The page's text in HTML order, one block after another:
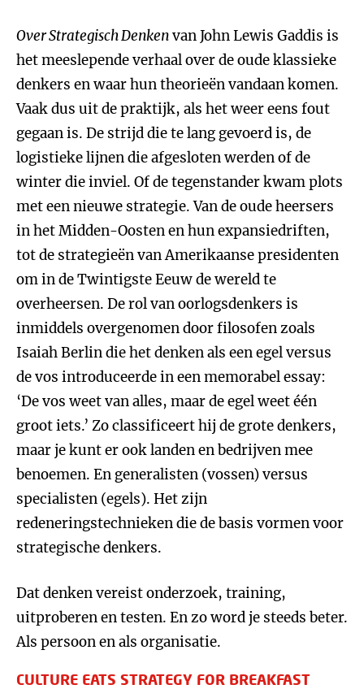
Over Strategisch Denkenvan John Lewis Gaddis is
het meeslepende verhaal over de oude klassieke
denkers en waar hun theorieën vandaan komen.
Vaak dus uit de praktijk, als het weer eens fout
gegaan is. De strijd die te lang gevoerd is, de
logistieke lijnen die afgesloten werden of de
winter die inviel. Of de tegenstander kwam plots
met een nieuwe strategie. Van de oude heersers
in het Midden-Oosten en hun expansiedriften,
tot de strategieën van Amerikaanse presidenten
om in de Twintigste Eeuw de wereld te
overheersen. De rol van oorlogsdenkers is
inmiddels overgenomen door filosofen zoals
Isaiah Berlin die het denken als een egel versus
de vos introduceerde in een memorabel essay:
‘De vos weet van alles, maar de egel weet één
groot iets.’ Zo classificeert hij de grote denkers,
maar je kunt er ook landen en bedrijven mee
benoemen. En generalisten (vossen) versus
specialisten (egels). Het zijn
redeneringstechnieken die de basis vormen voor
strategische denkers.
Dat denken vereist onderzoek, training,
uitproberen en testen. En zo word je steeds beter.
Als persoon en als organisatie.
CULTURE EATS STRATEGY FOR BREAKFAST